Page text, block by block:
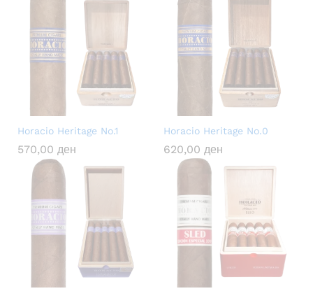
Horacio Heritage No.1
570,00 ден
Horacio Heritage No.0
620,00 ден